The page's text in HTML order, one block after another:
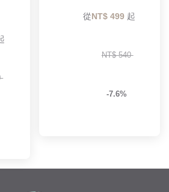
        從
NT$ 499 起
NT$ 540
-7.6%